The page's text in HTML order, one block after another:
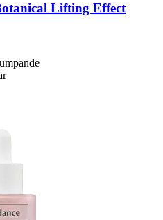
Lifting Effect